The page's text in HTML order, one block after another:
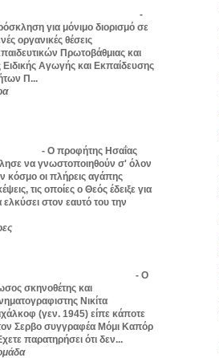
των ειδικοτήτων) - Το ΦΕΚ-
για μόνιμο διορισμό σε
οργανικές θέσεις
Πρωτοβάθμιας και
Ειδικής Αγωγής και Εκπαίδευσης
Π...
-Ο προφήτης Ησαΐας
να γνωστοποιηθούν σ' όλον
κόσμο οι πλήρεις αγάπης
τις οποίες ο Θεός έδειξε για
ελκύσει στον εαυτό του την
σού έδωσε ή χώρα σου.-O
σκηνοθέτης και
Νικίτα
(γεν. 1945) είπε κάποτε
Σερβο συγγραφέα Μόμι Καπόρ
παρατηρήσει ότι δεν...